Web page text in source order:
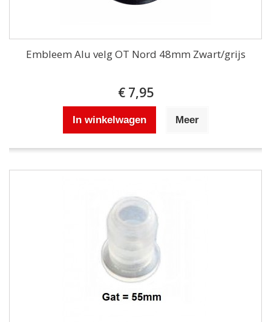
Embleem Alu velg OT Nord 48mm Zwart/grijs
€ 7,95
In winkelwagen Meer